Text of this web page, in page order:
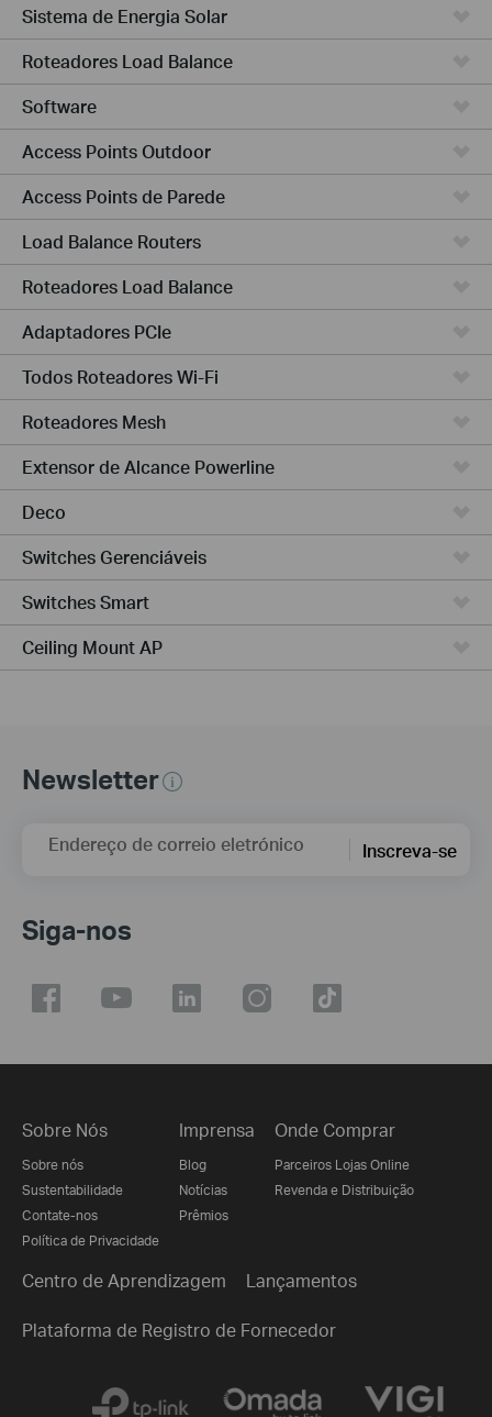
Sistema de Energia Solar
Roteadores Load Balance
Software
Access Points Outdoor
Access Points de Parede
Load Balance Routers
Roteadores Load Balance
Adaptadores PCIe
Todos Roteadores Wi-Fi
Roteadores Mesh
Extensor de Alcance Powerline
Deco
Switches Gerenciáveis
Switches Smart
Ceiling Mount AP
Newsletter
Endereço de correio eletrónico Inscreva-se
Siga-nos
Sobre Nós
Sobre nós
Sustentabilidade
Contate-nos
Política de Privacidade
Imprensa
Blog
Notícias
Prêmios
Onde Comprar
Parceiros Lojas Online
Revenda e Distribuição
Centro de Aprendizagem Lançamentos
Plataforma de Registro de Fornecedor